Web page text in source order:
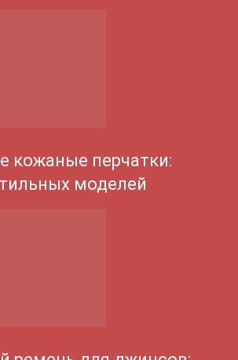
кожаные перчатки:
моделей